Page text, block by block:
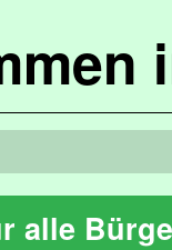
alle